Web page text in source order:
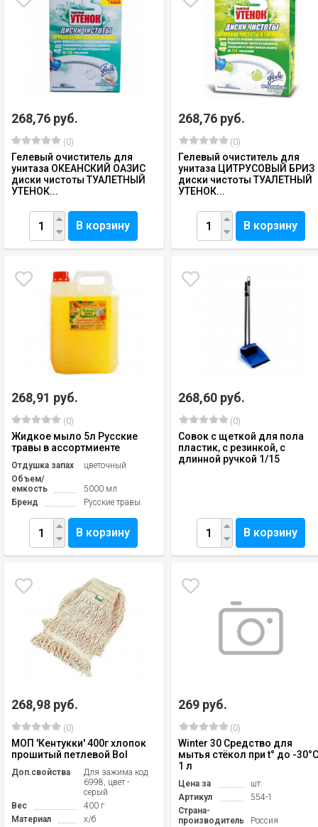
268,76 руб.
(0)
Гелевый очиститель для
унитаза ОКЕАНСКИЙ ОАЗИС
диски чистоты ТУАЛЕТНЫЙ
УТЕНОК...
В корзину
268,76 руб.
(0)
Гелевый очиститель для
унитаза ЦИТРУСОВЫЙ БРИЗ
диски чистоты ТУАЛЕТНЫЙ
УТЕНОК...
В корзину
268,91 руб.
(0)
Жидкое мыло 5л Русские
травы в ассортмиенте
Отдушка запах
цветочный
Объем/
емкость
5000 мл
Бренд
Русские травы
В корзину
268,60 руб.
(0)
Совок с щеткой для пола
пластик, с резинкой, с
длинной ручкой 1/15
В корзину
268,98 руб.
(0)
МОП 'Кентукки' 400г хлопок
прошитый петлевой Bol
Доп.свойства
Для зажима код
6998, цвет -
серый
Вес
400 г
Материал
х/б
269 руб.
(0)
Winter 30 Средство для
мытья стёкол при t° до -
1 л
Цена за
шт.
Артикул
554-1
Страна-
производитель
Россия